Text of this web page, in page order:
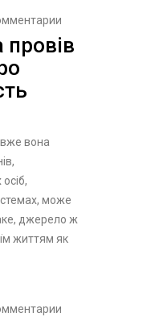
з
провів
вже вона
може
джерело ж
життям як